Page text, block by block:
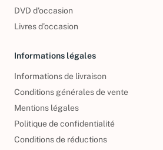
DVD d'occasion
Livres d’occasion
Informations légales
Informations de livraison
Conditions générales de vente
Mentions légales
Politique de confidentialité
Conditions de réductions